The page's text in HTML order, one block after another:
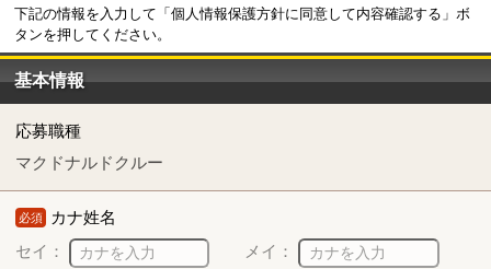
下記の情報を入力して「個人情報保護方針に同意して内容確認する」ボ
タンを押してください。
基本情報
応募職種
マクドナルドクルー
必須 カナ姓名
セイ：
メイ：